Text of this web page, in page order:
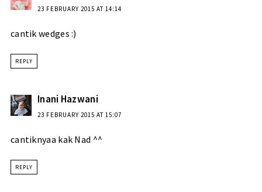
23 FEBRUARY 2015 AT 14:14
cantik wedges :)
REPLY
Inani Hazwani
23 FEBRUARY 2015 AT 15:07
cantiknyaa kak Nad ^^
REPLY